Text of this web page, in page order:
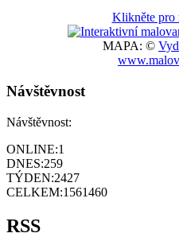
Klikněte pro
MAPA: ©
Návštěvnost
Návštěvnost:
ONLINE:1
DNES:259
TÝDEN:2427
CELKEM:1561460
RSS